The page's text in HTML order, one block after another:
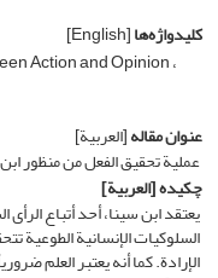
کلیدواژه‌ها[English]
Action and Opinion
عنوان مقاله[العربیة]
عملیة تحقیق الفعل من منظور
چکیده[العربیة]
یعتقد ابن سینا، أحد أتباع
السلوکیات الإنسانیة الطوعیة
الإرادة. کما أنه یعتبر العلم